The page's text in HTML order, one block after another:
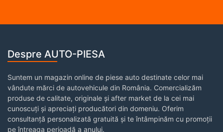
Despre AUTO-PIESA
Suntem un magazin online de piese auto destinate celor mai
vândute mărci de autovehicule din România. Comercializăm
produse de calitate, originale și after market de la cei mai
cunoscuți și apreciați producători din domeniu. Oferim
consultanță personalizată gratuită și te întâmpinăm cu promoții
pe întreaga perioadă a anului.